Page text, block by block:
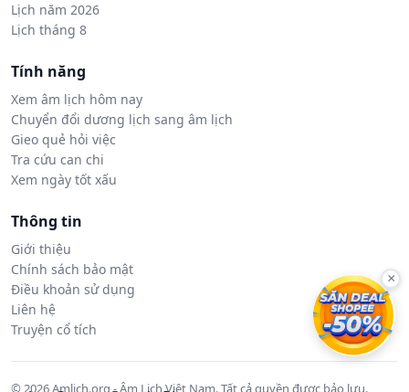
Lịch năm 2026
Lịch tháng 8
Tính năng
Xem âm lịch hôm nay
Chuyển đổi dương lịch sang âm lịch
Gieo quẻ hỏi việc
Tra cứu can chi
Xem ngày tốt xấu
Thông tin
Giới thiệu
Chính sách bảo mật
Điều khoản sử dụng
Liên hệ
Truyện cổ tích
© 2026 Amlich.org - Âm Lịch Việt Nam. Tất cả quyền được bảo lưu.
×